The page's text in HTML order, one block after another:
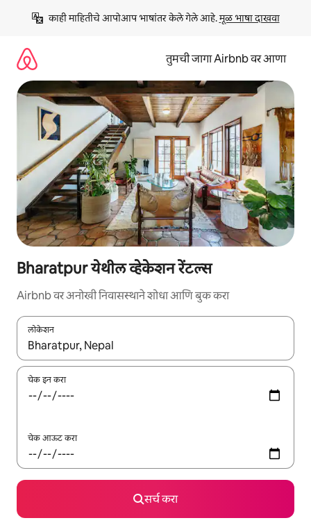
काही माहितीचे आपोआप भाषांतर केले गेले आहे. मूळ भाषा दाखवा
तुमची जागा Airbnb वर आणा
Bharatpur येथील व्हेकेशन रेंटल्स
Airbnb वर अनोखी निवासस्थाने शोधा आणि बुक करा
लोकेशन
जेव्हा परिणाम उपलब्ध असतील, तेव्हा वरच्या आणि खाली बाणांच्या किजसह
चेक इन करा
चेक आऊट करा
सर्च करा